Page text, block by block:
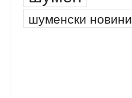
шуменски новини